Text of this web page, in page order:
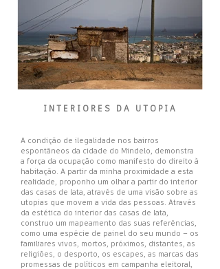
Interiores_da_Utopia_01.jpg
INTERIORES DA UTOPIA
A condição de ilegalidade nos bairros
espontâneos da cidade do Mindelo, demonstra
a força da ocupação como manifesto do direito à
habitação. A partir da minha proximidade a esta
realidade, proponho um olhar a partir do interior
das casas de lata, através de uma visão sobre as
utopias que movem a vida das pessoas. Através
da estética do interior das casas de lata,
construo um mapeamento das suas referências,
como uma espécie de painel do seu mundo – os
familiares vivos, mortos, próximos, distantes, as
religiões, o desporto, os escapes, as marcas das
promessas de políticos em campanha eleitoral,